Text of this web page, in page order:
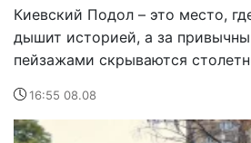
Киевский Подол – это место,
дышит историей, а за
пейзажами скрываются
16:55 08.08